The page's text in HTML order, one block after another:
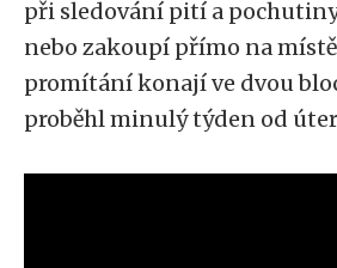
při sledování pití a
nebo zakoupí přímo na
promítání konají ve dvou
proběhl minulý týden od